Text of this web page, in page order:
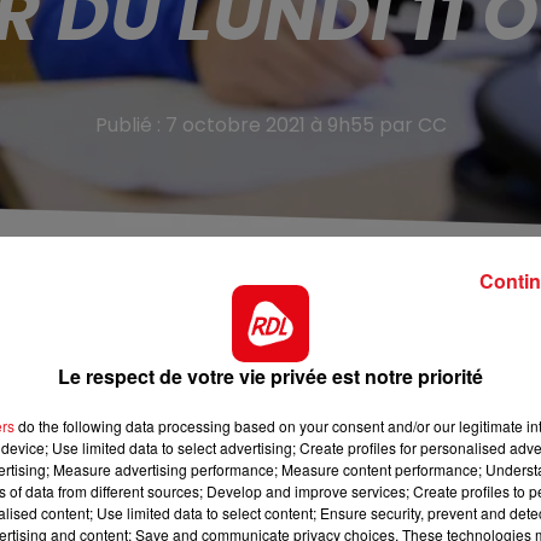
Publié : 7 octobre 2021 à 9h55 par CC
de lundi prochain ! Les écoliers du département
laisser tomber les masques. Le gouvernement a
Ils sont 68 au total, dont 21 nouveaux
primaire. Il faut pour cela, je vous le rappelle, un
au moins 5 jours de suite.
Le respect de votre vie privée est notre priorité
do the following data processing based on your consent and/or our legitimate
Use limited data to select advertising; Create profiles for personalised
Measure advertising performance; Measure content performance;
of data from different sources; Develop and improve services; Create profiles to
content; Use limited data to select content; Ensure security, prevent and
and content; Save and communicate privacy choices. These technologies